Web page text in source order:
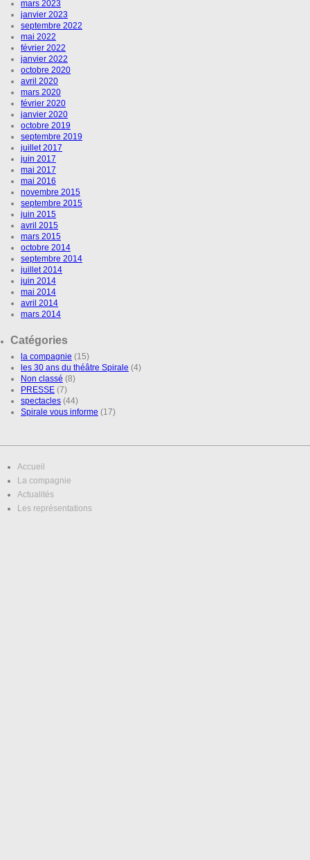
mars 2023
janvier 2023
septembre 2022
mai 2022
février 2022
janvier 2022
octobre 2020
avril 2020
mars 2020
février 2020
janvier 2020
octobre 2019
septembre 2019
juillet 2017
juin 2017
mai 2017
mai 2016
novembre 2015
septembre 2015
juin 2015
avril 2015
mars 2015
octobre 2014
septembre 2014
juillet 2014
juin 2014
mai 2014
avril 2014
mars 2014
Catégories
la compagnie (15)
les 30 ans du théâtre Spirale (4)
Non classé (8)
PRESSE (7)
spectacles (44)
Spirale vous informe (17)
Accueil
La compagnie
Actualités
Les représentations